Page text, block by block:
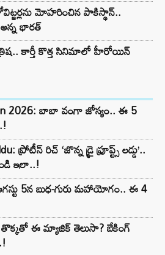
మోహరించిన పాకిస్థాన్..
భారత్
కార్తీ కొత్త సినిమాలో హీరోయిన్
2026: బాబా వంగా జోస్యం.. ఈ 5
ప్రోటీన్ రిచ్ ‘జొన్న డ్రై ఫ్రూప్ట్స్ లడ్డు’..
ఇలా..!
5న బుధ-గురు మహాయోగం.. ఈ 4
తొక్కతో ఈ మ్యాజిక్ తెలుసా? బేకింగ్